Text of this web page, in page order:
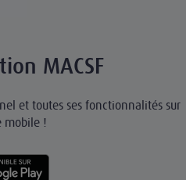
MACSF
et toutes ses fonctionnalités sur
mobile !